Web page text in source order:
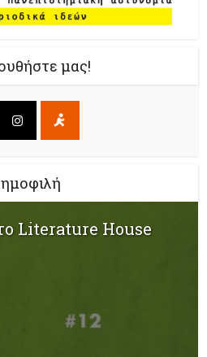
μας!
Literature House